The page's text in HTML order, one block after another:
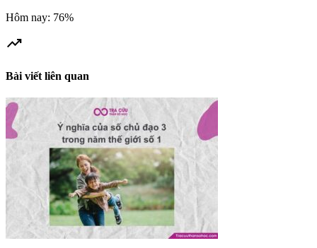
Hôm nay: 76%
trending_up
Bài viết liên quan